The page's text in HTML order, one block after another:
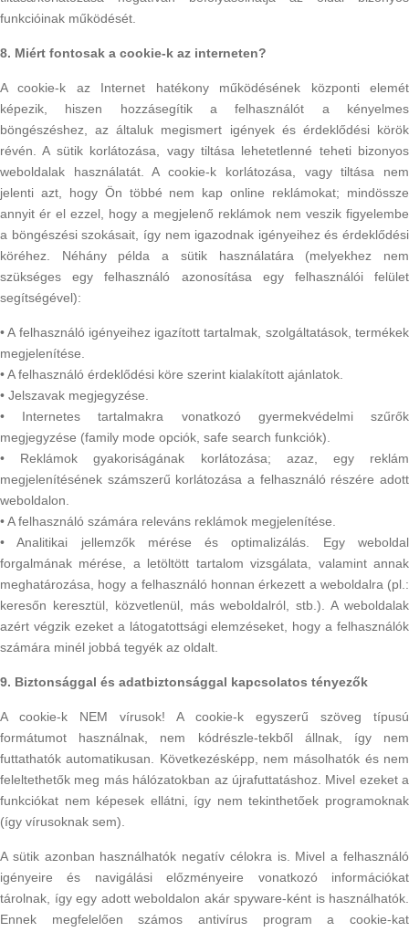
funkcióinak működését.
8. Miért fontosak a cookie-k az interneten?
A cookie-k az Internet hatékony működésének központi elemét
képezik, hiszen hozzásegítik a felhasználót a kényelmes
böngészéshez, az általuk megismert igények és érdeklődési körök
révén. A sütik korlátozása, vagy tiltása lehetetlenné teheti bizonyos
weboldalak használatát. A cookie-k korlátozása, vagy tiltása nem
jelenti azt, hogy Ön többé nem kap online reklámokat; mindössze
annyit ér el ezzel, hogy a megjelenő reklámok nem veszik figyelembe
a böngészési szokásait, így nem igazodnak igényeihez és érdeklődési
köréhez. Néhány példa a sütik használatára (melyekhez nem
szükséges egy felhasználó azonosítása egy felhasználói felület
segítségével):
• A felhasználó igényeihez igazított tartalmak, szolgáltatások, termékek
megjelenítése.
• A felhasználó érdeklődési köre szerint kialakított ajánlatok.
• Jelszavak megjegyzése.
• Internetes tartalmakra vonatkozó gyermekvédelmi szűrők
megjegyzése (family mode opciók, safe search funkciók).
• Reklámok gyakoriságának korlátozása; azaz, egy reklám
megjelenítésének számszerű korlátozása a felhasználó részére adott
weboldalon.
• A felhasználó számára releváns reklámok megjelenítése.
• Analitikai jellemzők mérése és optimalizálás. Egy weboldal
forgalmának mérése, a letöltött tartalom vizsgálata, valamint annak
meghatározása, hogy a felhasználó honnan érkezett a weboldalra (pl.:
keresőn keresztül, közvetlenül, más weboldalról, stb.). A weboldalak
azért végzik ezeket a látogatottsági elemzéseket, hogy a felhasználók
számára minél jobbá tegyék az oldalt.
9. Biztonsággal és adatbiztonsággal kapcsolatos tényezők
A cookie-k NEM vírusok! A cookie-k egyszerű szöveg típusú
formátumot használnak, nem kódrészle-tekből állnak, így nem
futtathatók automatikusan. Következésképp, nem másolhatók és nem
feleltethetők meg más hálózatokban az újrafuttatáshoz. Mivel ezeket a
funkciókat nem képesek ellátni, így nem tekinthetőek programoknak
(így vírusoknak sem).
A sütik azonban használhatók negatív célokra is. Mivel a felhasználó
igényeire és navigálási előzményeire vonatkozó információkat
tárolnak, így egy adott weboldalon akár spyware-ként is használhatók.
Ennek megfelelően számos antivírus program a cookie-kat